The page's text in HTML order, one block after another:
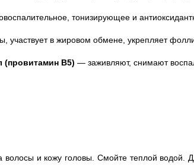
тонизирующее и
участвует в жировом обмене, укрепляет
(провитамин B5) — заживляют, снимают
и кожу головы. Смойте теплой водой.